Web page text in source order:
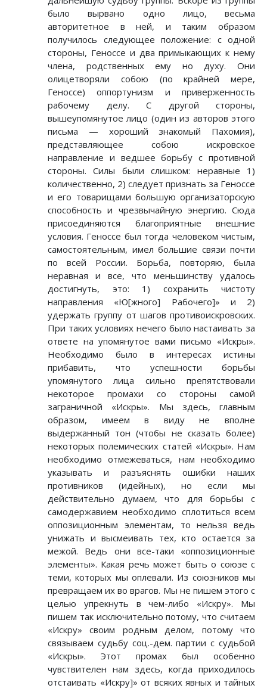
было вырвано одно лицо, весьма
авторитетное в ней, и таким образом
получилось следующее положение: с одной
стороны, Геноссе и два примыкающих к нему
члена, родственных ему но духу. Они
олицетворяли собою (по крайней мере,
Геноссе) оппортунизм и приверженность
рабочему делу. С другой стороны,
вышеупомянутое лицо (один из авторов этого
письма — хороший знакомый Пахомия),
представляющее собою искровское
направление и ведшее борьбу с противной
стороны. Силы были слишком: неравные 1)
количественно, 2) следует признать за Геноссе
и его товарищами большую организаторскую
способность и чрезвычайную энергию. Сюда
присоединяются благоприятные внешние
условия. Геноссе был тогда человеком чистым,
самостоятельным, имел большие связи почти
по всей России. Борьба, повторяю, была
неравная и все, что меньшинству удалось
достигнуть, это: 1) сохранить чистоту
направления «Ю[жного] Рабочего]» и 2)
удержать группу от шагов противоискровских.
При таких условиях нечего было настаивать за
ответе на упомянутое вами письмо «Искры».
Необходимо было в интересах истины
прибавить, что успешности борьбы
упомянутого лица сильно препятствовали
некоторое промахи со стороны самой
заграничной «Искры». Мы здесь, главным
образом, имеем в виду не вполне
выдержанный тон (чтобы не сказать более)
некоторых полемических статей «Искры». Нам
необходимо отмежеваться, нам необходимо
указывать и разъяснять ошибки наших
противников (идейных), но если мы
действительно думаем, что для борьбы с
самодержавием необходимо сплотиться всем
оппозиционным элементам, то нельзя ведь
унижать и высмеивать тех, кто остается за
межой. Ведь они все-таки «оппозиционные
элементы». Какая речь может быть о союзе с
теми, которых мы оплевали. Из союзников мы
превращаем их во врагов. Мы не пишем этого с
целью упрекнуть в чем-либо «Искру». Мы
пишем так исключительно потому, что считаем
«Искру» своим родным делом, потому что
связываем судьбу соц.-дем. партии с судьбой
«Искры». Этот промах был особенно
чувствителен нам здесь, когда приходилось
отстаивать «Искру]» от всяких явных и тайных